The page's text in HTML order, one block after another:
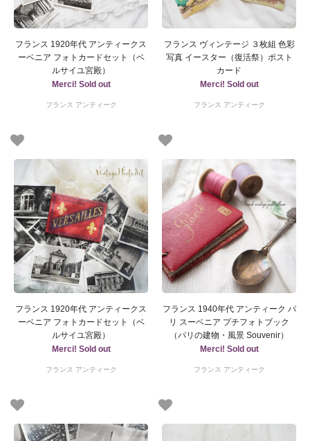
フランス 1920年代 アンティークス
ーベニア フォトカードセット（ベ
ルサイユ宮殿）
Merci! Sold out
フランス アンティーク
フランス ヴィンテージ ３枚組 色彩
写真 イースター（復活祭）ポスト
カード
Merci! Sold out
フランス アンティーク
フランス 1920年代 アンティークス
ーベニア フォトカードセット（ベ
ルサイユ宮殿）
Merci! Sold out
フランス アンティーク
フランス 1940年代 アンティーク パ
リ スーベニア プチフォトブック
（パリの建物・風景 Souvenir）
Merci! Sold out
フランス アンティーク